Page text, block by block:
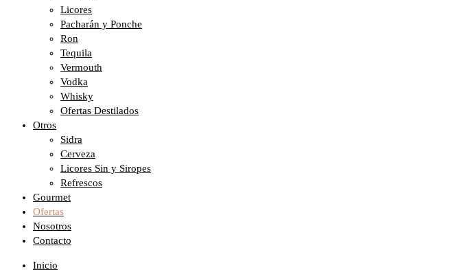
Licores
Pacharán y Ponche
Ron
Tequila
Vermouth
Vodka
Whisky
Ofertas Destilados
Otros
Sidra
Cerveza
Licores Sin y Siropes
Refrescos
Gourmet
Ofertas
Nosotros
Contacto
Inicio